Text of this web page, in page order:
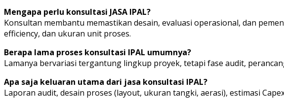
Mengapa perlu konsultasi JASA IPAL?
Konsultan membantu memastikan desain, evaluasi operasional, dan
efficiency, dan ukuran unit proses.
Berapa lama proses konsultasi IPAL umumnya?
Lamanya bervariasi tergantung lingkup proyek, tetapi fase audit,
Apa saja keluaran utama dari jasa konsultasi IPAL?
Laporan audit, desain proses (layout, ukuran tangki, aerasi), estimasi